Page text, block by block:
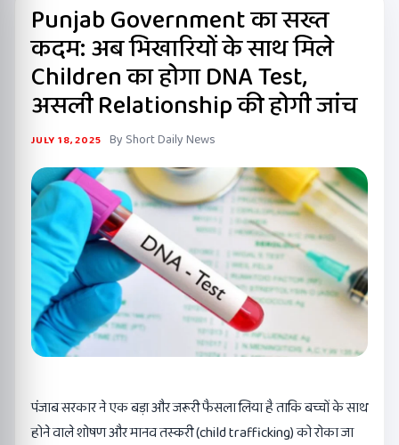
Punjab Government का सख्त
कदम: अब भिखारियों के साथ मिले
Children का होगा DNA Test,
असली Relationship की होगी जांच
JULY 18, 2025 By Short Daily News
पंजाब सरकार ने एक बड़ा और जरूरी फैसला लिया है ताकि बच्चों के साथ
होने वाले शोषण और मानव तस्करी (child trafficking) को रोका जा